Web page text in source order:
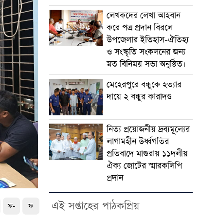
ফ- ফ
লেখকদের লেখা আহবান
করে পত্র প্রদান বিরলে
উপজেলার ইতিহাস-ঐতিহ্য
ও সংস্কৃতি সংকলনের জন্য
মত বিনিময় সভা অনুষ্ঠিত।
মেহেরপুরে বন্ধুকে হত্যার
দায়ে ২ বন্ধুর কারাদণ্ড
নিত্য প্রয়োজনীয় দ্রব্যমূল্যের
লাগামহীন উর্ধ্বগতির
প্রতিবাদে মাগুরায় ১১দলীয়
ঐক্য জোটের স্মারকলিপি
প্রদান
এই সপ্তাহের পাঠকপ্রিয়